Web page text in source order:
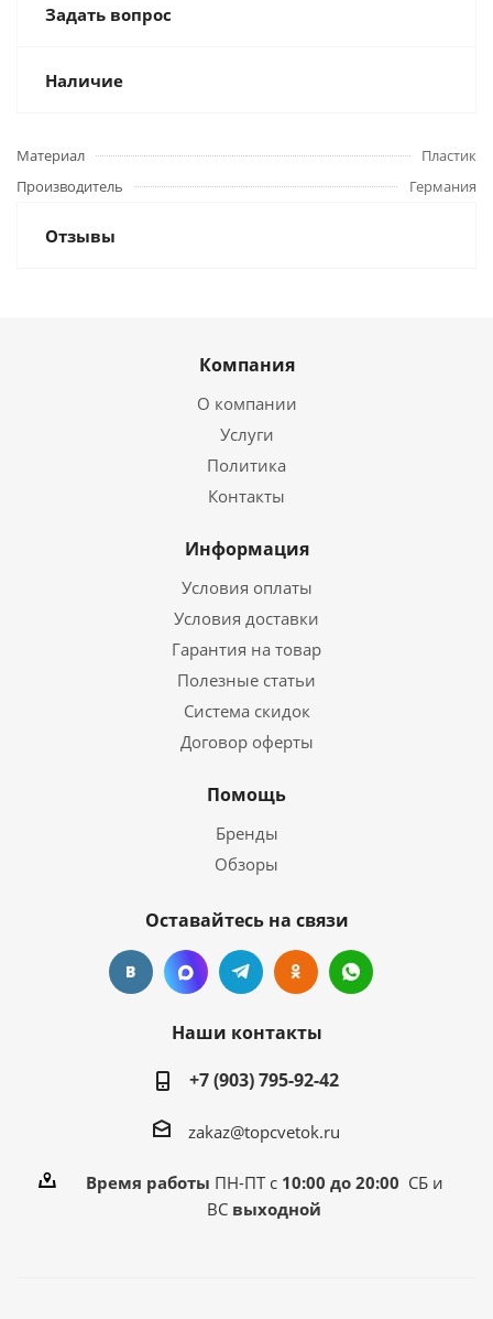
Задать вопрос
Наличие
Материал
Пластик
Производитель
Германия
Отзывы
Компания
О компании
Услуги
Политика
Контакты
Информация
Условия оплаты
Условия доставки
Гарантия на товар
Полезные статьи
Система скидок
Договор оферты
Помощь
Бренды
Обзоры
Оставайтесь на связи
Наши контакты
+7 (903) 795-92-42
zakaz@topcvetok.ru
Время работы ПН-ПТ с 10:00 до 20:00 СБ и
ВС выходной